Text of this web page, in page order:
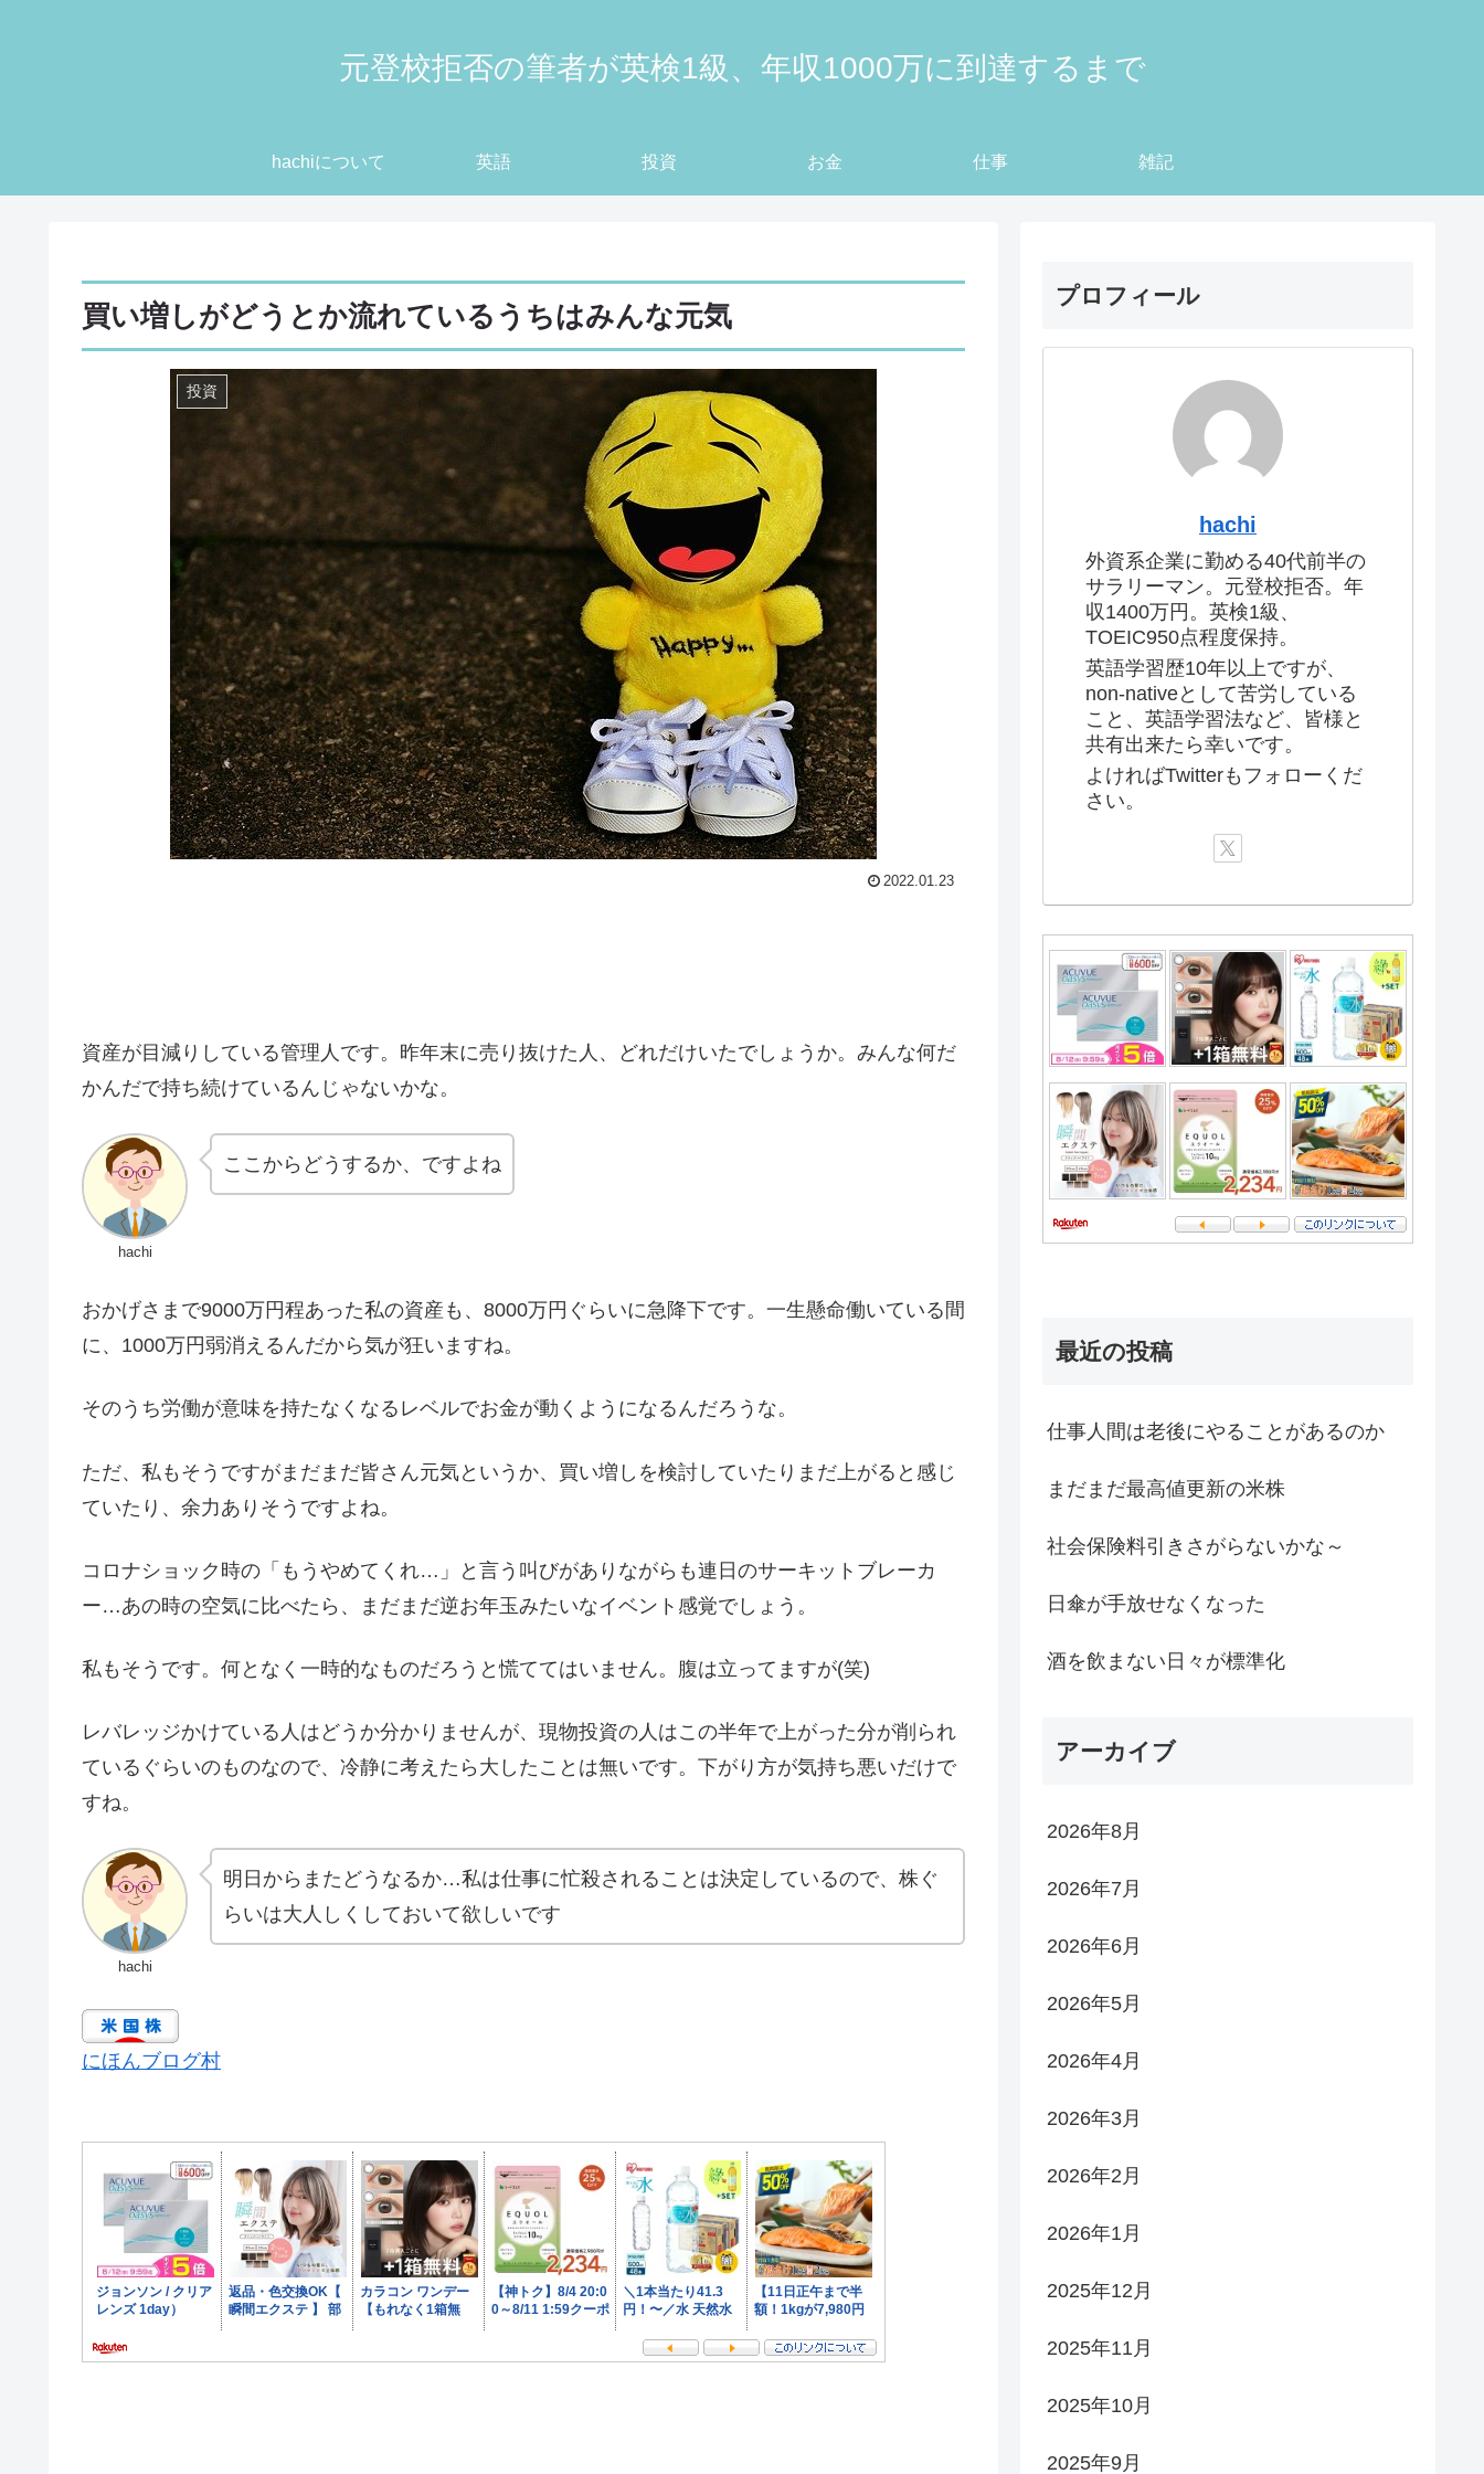
元登校拒否の筆者が英検1級、年収1000万に到達するまで
hachiについて 英語 投資 お金 仕事 雑記
買い増しがどうとか流れているうちはみんな元気
投資
2022.01.23
資産が目減りしている管理人です。昨年末に売り抜けた人、どれだけいたでしょうか。みんな何だ
かんだで持ち続けているんじゃないかな。
hachi
ここからどうするか、ですよね
おかげさまで9000万円程あった私の資産も、8000万円ぐらいに急降下です。一生懸命働いている間
に、1000万円弱消えるんだから気が狂いますね。
そのうち労働が意味を持たなくなるレベルでお金が動くようになるんだろうな。
ただ、私もそうですがまだまだ皆さん元気というか、買い増しを検討していたりまだ上がると感じ
ていたり、余力ありそうですよね。
コロナショック時の「もうやめてくれ…」と言う叫びがありながらも連日のサーキットブレーカ
ー…あの時の空気に比べたら、まだまだ逆お年玉みたいなイベント感覚でしょう。
私もそうです。何となく一時的なものだろうと慌ててはいません。腹は立ってますが(笑)
レバレッジかけている人はどうか分かりませんが、現物投資の人はこの半年で上がった分が削られ
ているぐらいのものなので、冷静に考えたら大したことは無いです。下がり方が気持ち悪いだけで
すね。
hachi
明日からまたどうなるか…私は仕事に忙殺されることは決定しているので、株ぐ
らいは大人しくしておいて欲しいです
にほんブログ村
プロフィール
hachi
外資系企業に勤める40代前半の
サラリーマン。元登校拒否。年
収1400万円。英検1級、
TOEIC950点程度保持。
英語学習歴10年以上ですが、
non-nativeとして苦労している
こと、英語学習法など、皆様と
共有出来たら幸いです。
よければTwitterもフォローくだ
さい。
最近の投稿
仕事人間は老後にやることがあるのか
まだまだ最高値更新の米株
社会保険料引きさがらないかな～
日傘が手放せなくなった
酒を飲まない日々が標準化
アーカイブ
2026年8月
2026年7月
2026年6月
2026年5月
2026年4月
2026年3月
2026年2月
2026年1月
2025年12月
2025年11月
2025年10月
2025年9月